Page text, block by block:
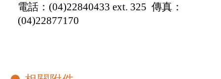
電話：(04)22840433 ext. 325 傳真：
(04)22877170